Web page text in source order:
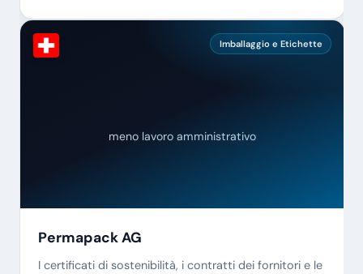
Imballaggio e Etichette
meno lavoro amministrativo
Permapack AG
I certificati di sostenibilità, i contratti dei fornitori e le